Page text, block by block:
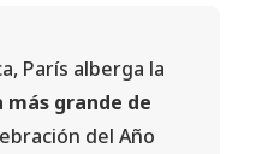
París alberga la
grande de
del Año